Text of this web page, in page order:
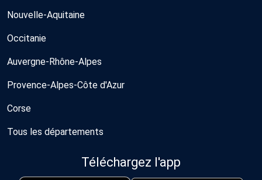
Nouvelle-Aquitaine
Occitanie
Auvergne-Rhône-Alpes
Provence-Alpes-Côte d'Azur
Corse
Tous les départements
Téléchargez l'app